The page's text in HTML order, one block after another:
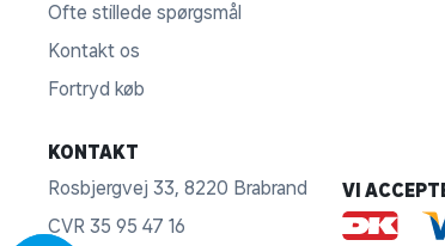
Ofte stillede spørgsmål
Kontakt os
Fortryd køb
KONTAKT
Rosbjergvej 33, 8220 Brabrand
CVR 35 95 47 16
VI